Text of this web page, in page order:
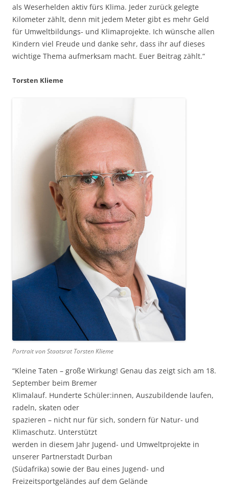
als Weserhelden aktiv fürs Klima. Jeder zurück gelegte
Kilometer zählt, denn mit jedem Meter gibt es mehr Geld
für Umweltbildungs- und Klimaprojekte. Ich wünsche allen
Kindern viel Freude und danke sehr, dass ihr auf dieses
wichtige Thema aufmerksam macht. Euer Beitrag zählt.“
Torsten Klieme
Portrait von Staatsrat Torsten Klieme
“Kleine Taten – große Wirkung! Genau das zeigt sich am 18.
September beim Bremer
Klimalauf. Hunderte Schüler:innen, Auszubildende laufen,
radeln, skaten oder
spazieren – nicht nur für sich, sondern für Natur- und
Klimaschutz. Unterstützt
werden in diesem Jahr Jugend- und Umweltprojekte in
unserer Partnerstadt Durban
(Südafrika) sowie der Bau eines Jugend- und
Freizeitsportgeländes auf dem Gelände